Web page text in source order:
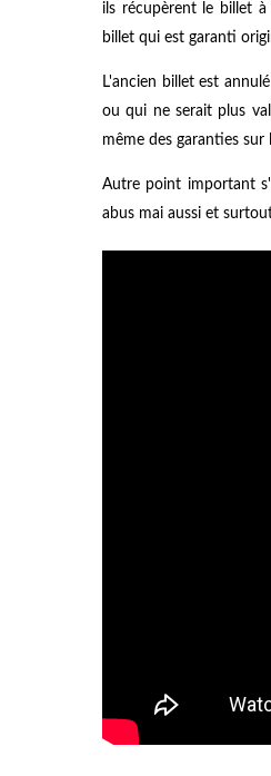
ils récupèrent le billet
billet qui est garanti
L'ancien billet est
ou qui ne serait plus
même des garanties
Autre point important
abus mai aussi et